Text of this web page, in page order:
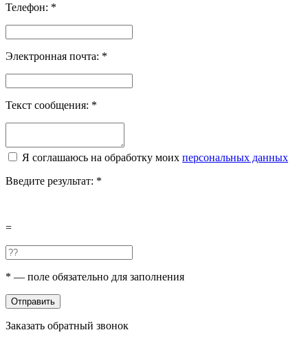
Телефон: *
Электронная почта: *
Текст сообщения: *
Я соглашаюсь на обработку моих персональных данных
Введите результат: *
=
* — поле обязательно для заполнения
Отправить
Заказать обратный звонок